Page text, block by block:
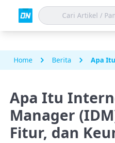
Home Berita Apa
Apa Itu
Manager
Fitur, dan